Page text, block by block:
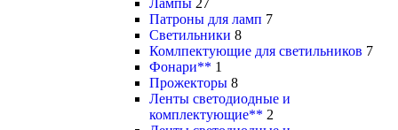
Лампы 27
Патроны для ламп 7
Светильники 8
Комлпектующие для светильников 7
Фонари** 1
Прожекторы 8
Ленты светодиодные и
комплектующие** 2